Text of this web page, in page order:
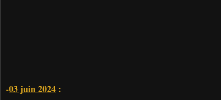
-03 juin 2024 :